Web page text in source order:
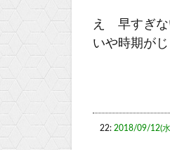
え 早すぎな
いや時期が
22: 2018/09/12(